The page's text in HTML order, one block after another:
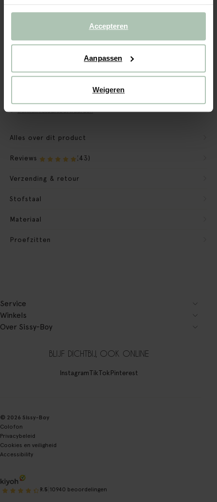
Accepteren
Aanpassen
Weigeren
VOEG TOE AAN WINKELMAND399.00€
Verpakkingsmateriaal nemen we mee
Banken retourvoorwaarden
Alles over dit product
Reviews (43)
Verzending & retour
Stofstaal
Materiaal
Proefzitten
Service
Winkels
Over Sissy-Boy
BLIJF DICHTBIJ, OOK ONLINE
InstagramTikTokPinterest
© 2026 Sissy-Boy
Colofon
Privacybeleid
Cookies en veiligheid
Accessibility
9.5 10940 beoordelingen